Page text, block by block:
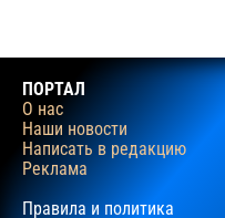
ПОРТАЛ
О нас
Наши новости
Написать в редакцию
Реклама
Правила и политика